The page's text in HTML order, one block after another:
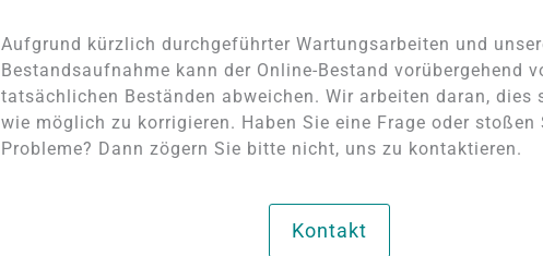
Aufgrund kürzlich durchgeführter Wartungsarbeiten und
Bestandsaufnahme kann der Online-Bestand vorübergehend
tatsächlichen Beständen abweichen. Wir arbeiten daran, dies
wie möglich zu korrigieren. Haben Sie eine Frage oder stoßen
Probleme? Dann zögern Sie bitte nicht, uns zu kontaktieren.
Kontakt